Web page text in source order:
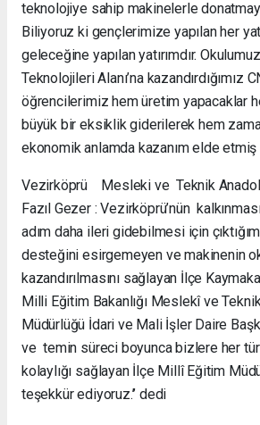
teknolojiye sahip makinelerle
Biliyoruz ki gençlerimize yapılan her
geleceğine yapılan yatırımdır.
Teknolojileri Alanı’na kazandırdığımız
öğrencilerimiz hem üretim yapacaklar
büyük bir eksiklik giderilerek hem
ekonomik anlamda kazanım elde etmiş
Vezirköprü Mesleki ve Teknik
Fazıl Gezer : Vezirköprü’nün
adım daha ileri gidebilmesi için
desteğini esirgemeyen ve makinenin
kazandırılmasını sağlayan İlçe
Milli Eğitim Bakanlığı Meslekî ve
Müdürlüğü İdari ve Mali İşler Daire
ve temin süreci boyunca bizlere her
kolaylığı sağlayan İlçe Millî Eğitim
teşekkür ediyoruz.’’ dedi